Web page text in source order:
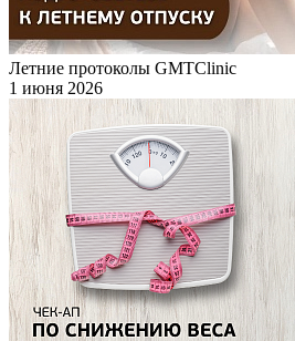
Летние протоколы GMTClinic
1 июня 2026